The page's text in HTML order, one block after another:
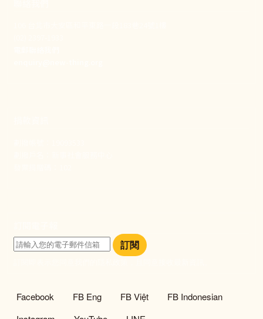
訂閱
社群選單
Facebook FB Eng FB Việt
FB Indonesian